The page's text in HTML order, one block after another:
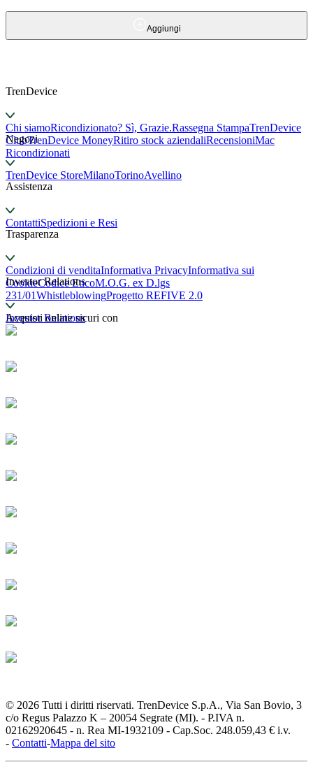
Aggiungi
TrenDevice
Chi siamoRicondizionato? Sì, Grazie.Rassegna StampaTrenDevice
ClubTrenDevice MoneyRitiro stock aziendaliRecensioniMac
Ricondizionati
Negozi
TrenDevice StoreMilanoTorinoAvellino
Assistenza
ContattiSpedizioni e Resi
Trasparenza
Condizioni di venditaInformativa PrivacyInformativa sui
CookieCodice EticoM.O.G. ex D.lgs
231/01WhistleblowingProgetto REFIVE 2.0
Investor Relations
Investor Relations
Acquisti online sicuri con
© 2026 Tutti i diritti riservati. TrenDevice S.p.A., Via San Bovio, 3
c/o Regus Palazzo K – 20054 Segrate (MI). - P.IVA n.
02162920645 - n. Rea MI-1932109 - Cap.Soc. 248.059,43 € i.v.
- Contatti-Mappa del sito